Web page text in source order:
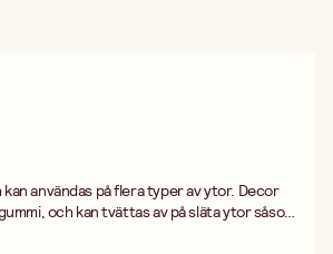
och kan tvättas av på släta ytor såsom